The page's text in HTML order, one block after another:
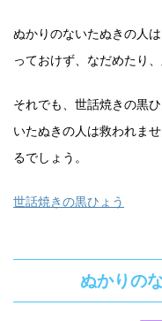
ぬかりのないたぬきの人
っておけず、なだめたり
それでも、世話焼きの黒
いたぬきの人は救われませ
るでしょう。
世話焼きの黒ひょう
ぬかりの